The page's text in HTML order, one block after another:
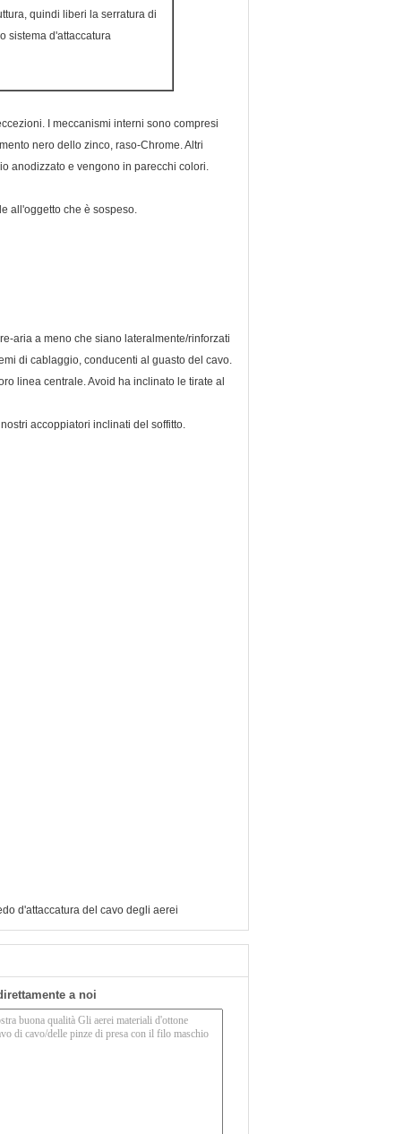
quindi liberi la serratura di
sistema d'attaccatura
I meccanismi interni sono compresi
nero dello zinco, raso-Chrome. Altri
anodizzato e vengono in parecchi colori.
all'oggetto che è sospeso.
aria a meno che siano lateralmente/rinforzati
di cablaggio, conducenti al guasto del cavo.
linea centrale. Avoid ha inclinato le tirate al
accoppiatori inclinati del soffitto.
d'attaccatura del cavo degli aerei
a noi